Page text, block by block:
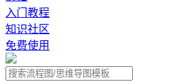
入门教程
知识社区
免费使用